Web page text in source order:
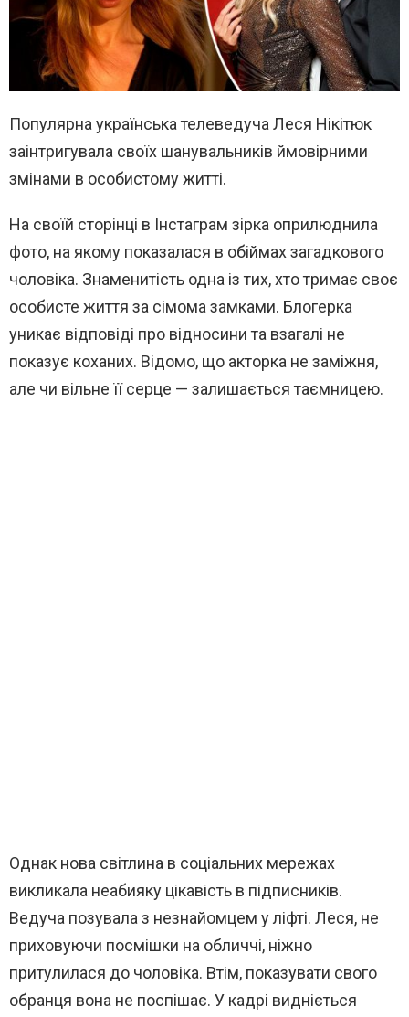
Популярна українська телеведуча Леся Нікітюк
заінтригувала своїх шанувальників ймовірними
змінами в особистому житті.
На своїй сторінці в Інстаграм зірка оприлюднила
фото, на якому показалася в обіймах загадкового
чоловіка. Знаменитість одна із тих, хто тримає своє
особисте життя за сімома замками. Блогерка
уникає відповіді про відносини та взагалі не
показує коханих. Відомо, що акторка не заміжня,
але чи вільне її серце — залишається таємницею.
Однак нова світлина в соціальних мережах
викликала неабияку цікавість в підписників.
Ведуча позувала з незнайомцем у ліфті. Леся, не
приховуючи посмішки на обличчі, ніжно
притулилася до чоловіка. Втім, показувати свого
обранця вона не поспішає. У кадрі видніється